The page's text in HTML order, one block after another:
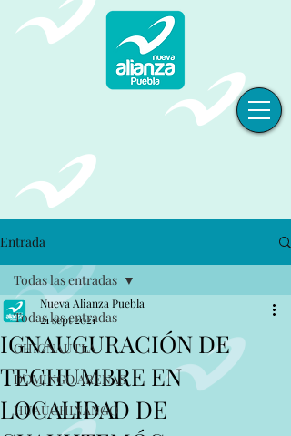
Entrada
Todas las entradas
CHIGNAUTLA
DOMINGO ARENAS
HUAUCHINANGO
Todas las entradas
IGNAUGURACIÓN DE
TECHUMBRE EN
LOCALIDAD DE
Nueva Alianza Puebla
21 sept 2021